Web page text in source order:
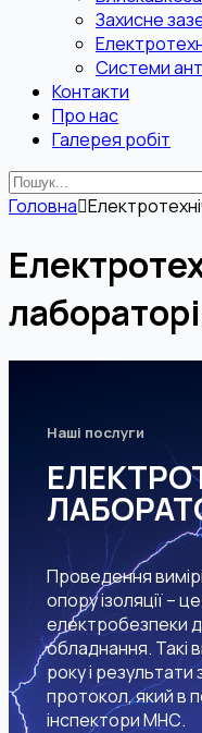
Захисне
Системи
Контакти
Про нас
Галерея робіт
Головна
Наші послуги
Проведення
опору ізоляції –
електробезпеки
обладнання. Такі
року і результати
протокол, який в
інспектори МНС.